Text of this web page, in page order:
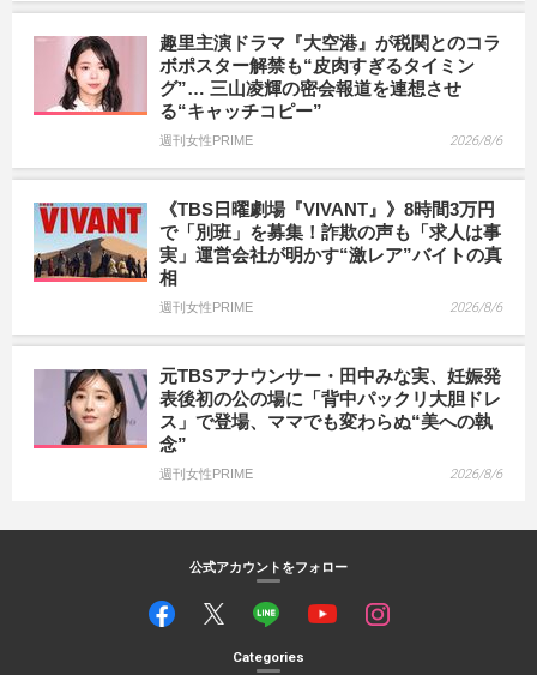
趣里主演ドラマ『大空港』が税関とのコラ
ボポスター解禁も“皮肉すぎるタイミン
グ”… 三山凌輝の密会報道を連想させ
る“キャッチコピー”
週刊女性PRIME 2026/8/6
《TBS日曜劇場『VIVANT』》8時間3万円
で「別班」を募集！詐欺の声も「求人は事
実」運営会社が明かす“激レア”バイトの真
相
週刊女性PRIME 2026/8/6
元TBSアナウンサー・田中みな実、妊娠発
表後初の公の場に「背中パックリ大胆ドレ
ス」で登場、ママでも変わらぬ“美への執
念”
週刊女性PRIME 2026/8/6
公式アカウントをフォロー
Categories